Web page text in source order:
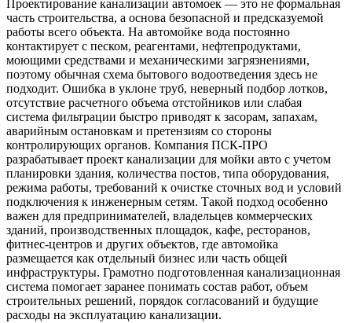
Проектирование канализации автомоек — это не формальная
часть строительства, а основа безопасной и предсказуемой
работы всего объекта. На автомойке вода постоянно
контактирует с песком, реагентами, нефтепродуктами,
моющими средствами и механическими загрязнениями,
поэтому обычная схема бытового водоотведения здесь не
подходит. Ошибка в уклоне труб, неверный подбор лотков,
отсутствие расчетного объема отстойников или слабая
система фильтрации быстро приводят к засорам, запахам,
аварийным остановкам и претензиям со стороны
контролирующих органов. Компания ПСК-ПРО
разрабатывает проект канализации для мойки авто с учетом
планировки здания, количества постов, типа оборудования,
режима работы, требований к очистке сточных вод и условий
подключения к инженерным сетям. Такой подход особенно
важен для предпринимателей, владельцев коммерческих
зданий, производственных площадок, кафе, ресторанов,
фитнес-центров и других объектов, где автомойка
размещается как отдельный бизнес или часть общей
инфраструктуры. Грамотно подготовленная канализационная
система помогает заранее понимать состав работ, объем
строительных решений, порядок согласований и будущие
расходы на эксплуатацию канализации.